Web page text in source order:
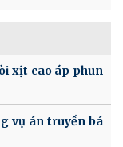
xịt cao áp phun
vụ án truyền bá